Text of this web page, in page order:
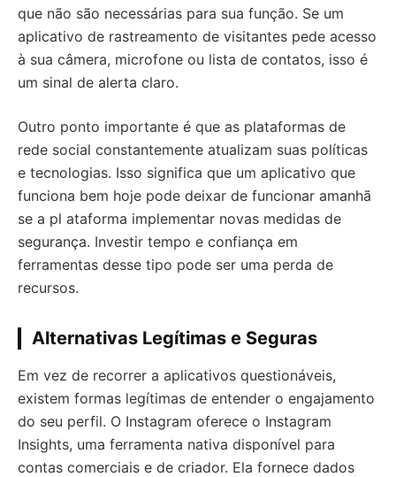
que não são necessárias para sua função. Se um
aplicativo de rastreamento de visitantes pede acesso
à sua câmera, microfone ou lista de contatos, isso é
um sinal de alerta claro.
Outro ponto importante é que as plataformas de
rede social constantemente atualizam suas políticas
e tecnologias. Isso significa que um aplicativo que
funciona bem hoje pode deixar de funcionar amanhã
se a pl ataforma implementar novas medidas de
segurança. Investir tempo e confiança em
ferramentas desse tipo pode ser uma perda de
recursos.
Alternativas Legítimas e Seguras
Em vez de recorrer a aplicativos questionáveis,
existem formas legítimas de entender o engajamento
do seu perfil. O Instagram oferece o Instagram
Insights, uma ferramenta nativa disponível para
contas comerciais e de criador. Ela fornece dados